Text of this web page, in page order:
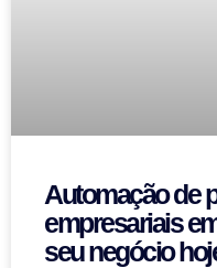
Automação de
empresariais
seu negócio